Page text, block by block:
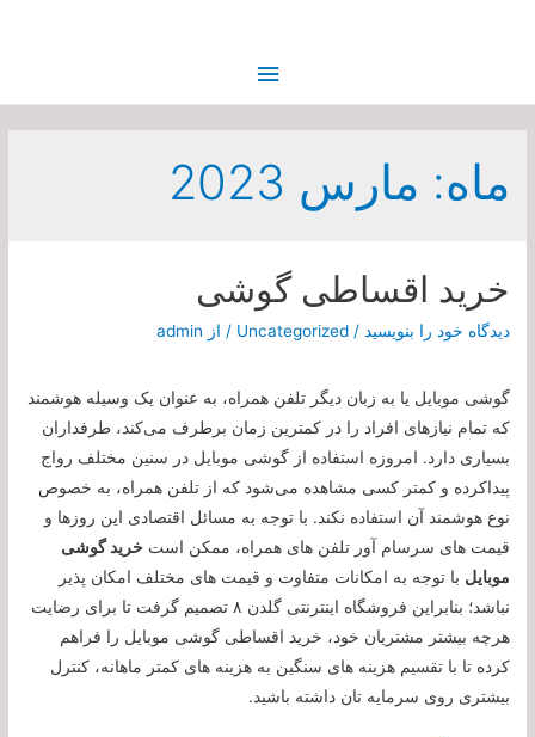
فهرست
ماه: مارس 2023
خرید اقساطی گوشی
دیدگاه‌ خود را بنویسید /
Uncategorized / از admin
گوشی موبایل یا به زبان دیگر تلفن همراه، به عنوان یک وسیله هوشمند
که تمام نیازهای افراد را در کمترین زمان برطرف می‌کند، طرفداران
بسیاری دارد. امروزه استفاده از گوشی موبایل در سنین مختلف رواج
پیداکرده و کمتر کسی مشاهده می‌شود که از تلفن همراه، به خصوص
نوع هوشمند آن استفاده نکند. با توجه به مسائل اقتصادی این روزها و
قیمت های سرسام آور تلفن های همراه، ممکن استخرید گوشی
موبایل با توجه به امکانات متفاوت و قیمت های مختلف امکان پذیر
نباشد؛ بنابراین فروشگاه اینترنتی گلدن ۸ تصمیم گرفت تا برای رضایت
هرچه بیشتر مشتریان خود، خرید اقساطی گوشی موبایل را فراهم
کرده تا با تقسیم هزینه های سنگین به هزینه های کمتر ماهانه، کنترل
بیشتری روی سرمایه تان داشته باشید.